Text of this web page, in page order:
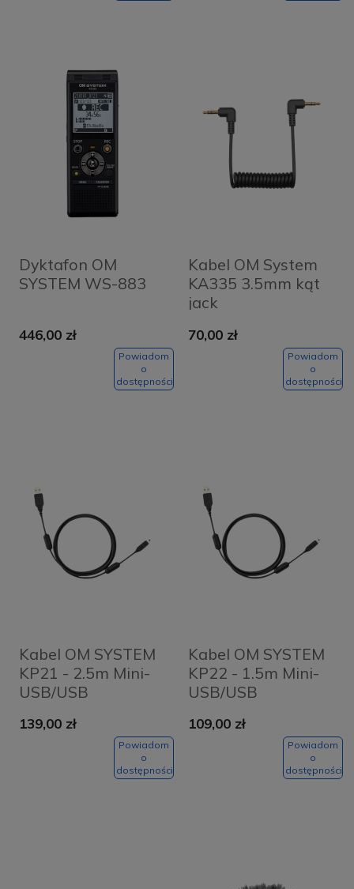
Dyktafon OM
SYSTEM WS-883
446,00 zł
Powiadom
o
dostępności
Kabel OM System
KA335 3.5mm kąt
jack
70,00 zł
Powiadom
o
dostępności
Kabel OM SYSTEM
KP21 - 2.5m Mini-
USB/USB
139,00 zł
Powiadom
o
dostępności
Kabel OM SYSTEM
KP22 - 1.5m Mini-
USB/USB
109,00 zł
Powiadom
o
dostępności